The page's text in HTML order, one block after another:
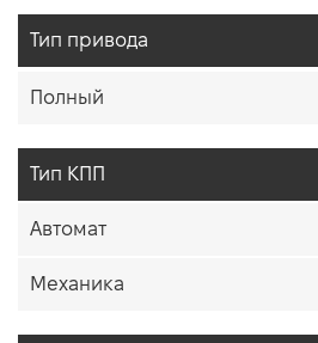
Тип привода
Полный
Тип КПП
Автомат
Механика